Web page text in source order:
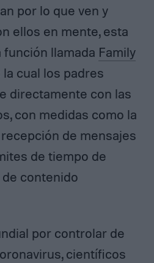
por lo que ven y
ellos en mente, esta
llamada Family
la cual los padres
directamente con las
con medidas como la
de mensajes
de tiempo de
contenido
por controlar de
científicos